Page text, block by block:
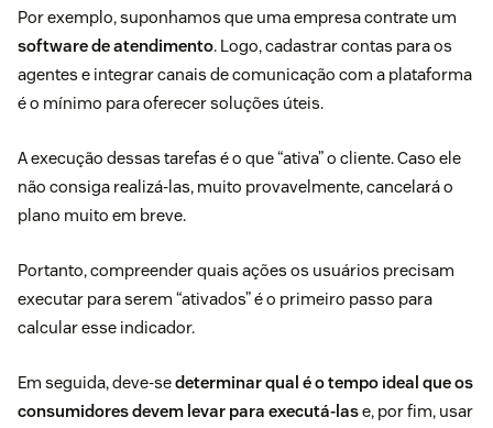
Por exemplo, suponhamos que uma empresa contrate um
software de atendimento. Logo, cadastrar contas para os
agentes e integrar canais de comunicação com a plataforma
é o mínimo para oferecer soluções úteis.
A execução dessas tarefas é o que “ativa” o cliente. Caso ele
não consiga realizá-las, muito provavelmente, cancelará o
plano muito em breve.
Portanto, compreender quais ações os usuários precisam
executar para serem “ativados” é o primeiro passo para
calcular esse indicador.
Em seguida, deve-sedeterminar qual é o tempo ideal que os
consumidores devem levar para executá-lase, por fim, usar